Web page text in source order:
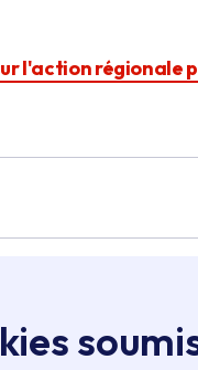
l'action régionale
Île-de-